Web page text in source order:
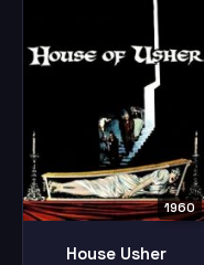
1960
House Usher